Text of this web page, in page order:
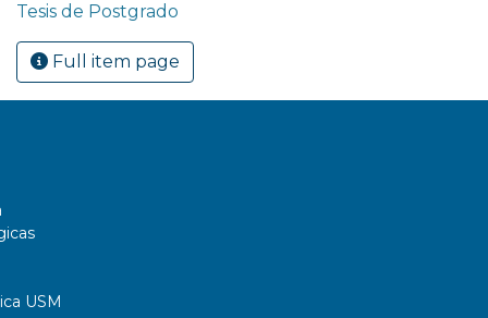
Tesis de Postgrado
Full item page
USM